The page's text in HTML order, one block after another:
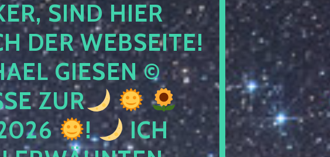
SIND HIER
DER WEBSEITE!
GIESEN ©
ZUR
!
ICH